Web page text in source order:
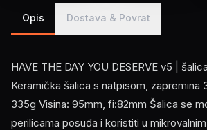
Opis Dostava & Povrat
HAVE THE DAY YOU DESERVE v5 |
Keramička šalica s natpisom, zapremina
335g Visina: 95mm, fi:82mm Šalica se
perilicama posuđa i koristiti u